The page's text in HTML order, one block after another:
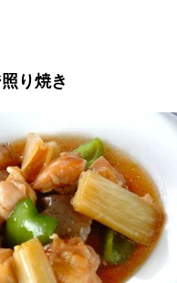
り焼き